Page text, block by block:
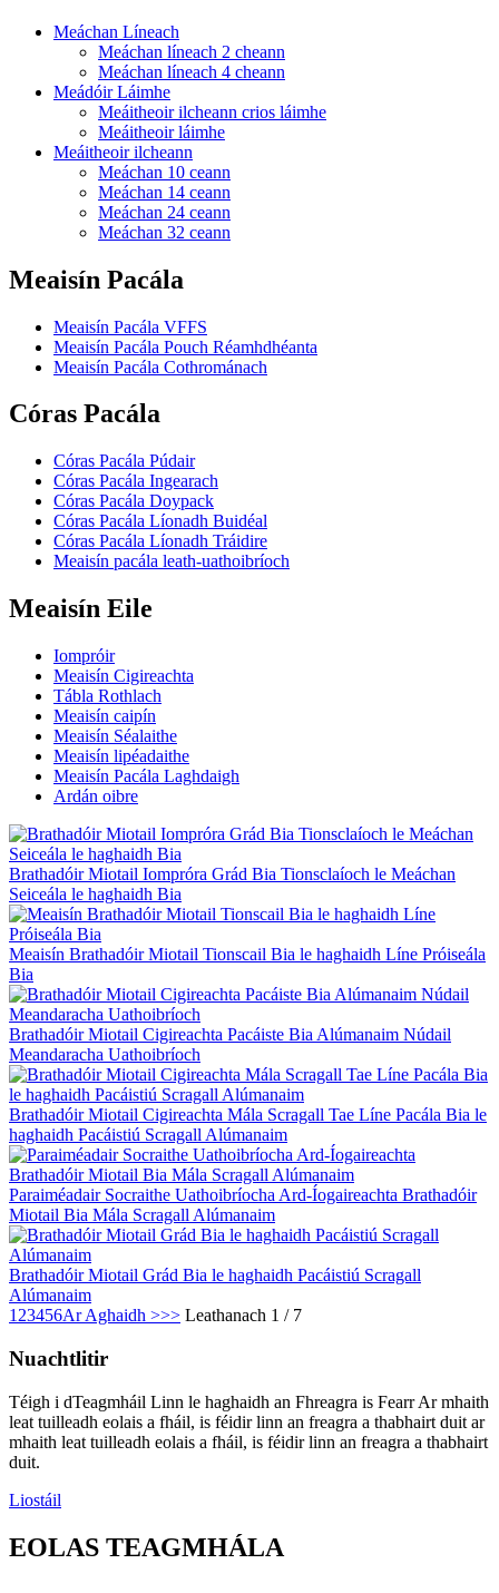
Meáchan Líneach
Meáchan líneach 2 cheann
Meáchan líneach 4 cheann
Meádóir Láimhe
Meáitheoir ilcheann crios láimhe
Meáitheoir láimhe
Meáitheoir ilcheann
Meáchan 10 ceann
Meáchan 14 ceann
Meáchan 24 ceann
Meáchan 32 ceann
Meaisín Pacála
Meaisín Pacála VFFS
Meaisín Pacála Pouch Réamhdhéanta
Meaisín Pacála Cothrománach
Córas Pacála
Córas Pacála Púdair
Córas Pacála Ingearach
Córas Pacála Doypack
Córas Pacála Líonadh Buidéal
Córas Pacála Líonadh Tráidire
Meaisín pacála leath-uathoibríoch
Meaisín Eile
Iompróir
Meaisín Cigireachta
Tábla Rothlach
Meaisín caipín
Meaisín Séalaithe
Meaisín lipéadaithe
Meaisín Pacála Laghdaigh
Ardán oibre
Brathadóir Miotail Iompróra Grád Bia Tionsclaíoch le Meáchan
Seiceála le haghaidh Bia
Meaisín Brathadóir Miotail Tionscail Bia le haghaidh Líne Próiseála
Bia
Brathadóir Miotail Cigireachta Pacáiste Bia Alúmanaim Núdail
Meandaracha Uathoibríoch
Brathadóir Miotail Cigireachta Mála Scragall Tae Líne Pacála Bia le
haghaidh Pacáistiú Scragall Alúmanaim
Paraiméadair Socraithe Uathoibríocha Ard-Íogaireachta Brathadóir
Miotail Bia Mála Scragall Alúmanaim
Brathadóir Miotail Grád Bia le haghaidh Pacáistiú Scragall
Alúmanaim
1 23456Ar Aghaidh >>> Leathanach 1 / 7
Nuachtlitir
Téigh i dTeagmháil Linn le haghaidh an Fhreagra is Fearr Ar mhaith
leat tuilleadh eolais a fháil, is féidir linn an freagra a thabhairt duit ar
mhaith leat tuilleadh eolais a fháil, is féidir linn an freagra a thabhairt
duit.
Liostáil
EOLAS TEAGMHÁLA